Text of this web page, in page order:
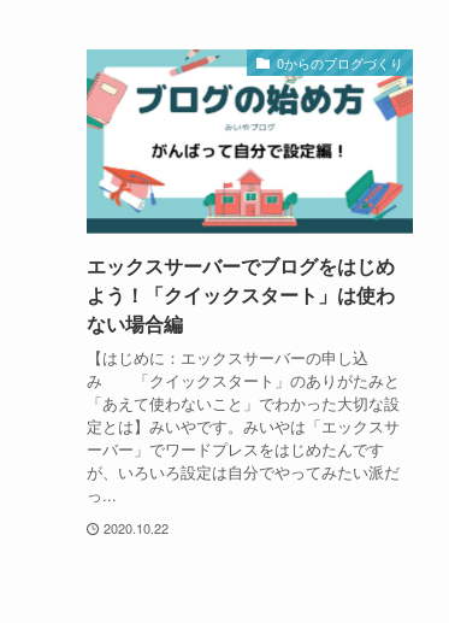
0からのブログづくり
エックスサーバーでブログをはじめ
よう！「クイックスタート」は使わ
ない場合編
【はじめに：エックスサーバーの申し込
み 「クイックスタート」のありがたみと
「あえて使わないこと」でわかった大切な設
定とは】みいやです。みいやは「エックスサ
ーバー」でワードプレスをはじめたんです
が、いろいろ設定は自分でやってみたい派だ
っ...
2020.10.22